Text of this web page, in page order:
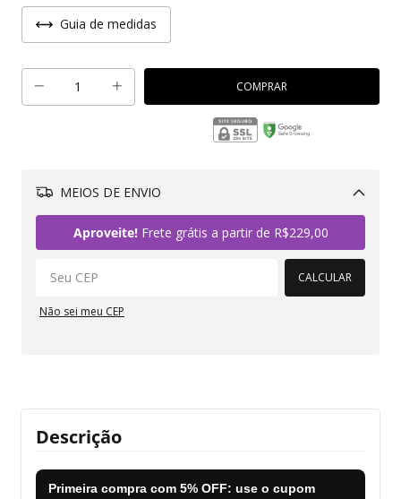
Guia de medidas
MEIOS DE ENVIO
Aproveite!Frete grátis a partir de R$229,00
CALCULAR
Não sei meu CEP
Descrição
Primeira compra com 5% OFF: use o cupom